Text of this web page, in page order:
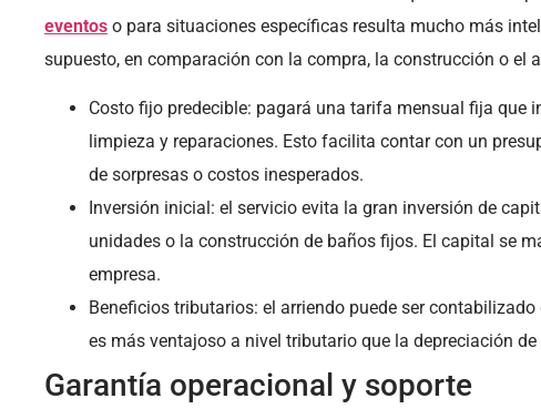
eventos o para situaciones específicas resulta mucho más
supuesto, en comparación con la compra, la construcción o el
Costo fijo predecible: pagará una tarifa mensual fija que
limpieza y reparaciones. Esto facilita contar con un
de sorpresas o costos inesperados.
Inversión inicial: el servicio evita la gran inversión de
unidades o la construcción de baños fijos. El capital se
empresa.
Beneficios tributarios: el arriendo puede ser
es más ventajoso a nivel tributario que la depreciación
Garantía operacional y soporte